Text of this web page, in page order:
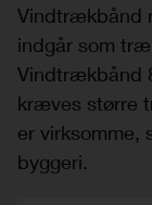
Vindtrækbånd
indgår som
Vindtrækbånd
kræves større
er
byggeri.